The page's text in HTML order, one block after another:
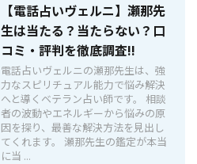
【電話占いヴェルニ】瀬那先
生は当たる？当たらない？口
コミ・評判を徹底調査!!
電話占いヴェルニの瀬那先生は、強
力なスピリチュアル能力で悩み解決
へと導くベテラン占い師です。 相談
者の波動やエネルギーから悩みの原
因を探り、最善な解決方法を見出し
てくれます。 瀬那先生の鑑定が本当
に当 ...